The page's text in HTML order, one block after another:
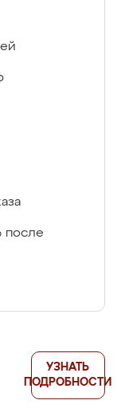
после
УЗНАТЬ
ПОДРОБНОСТИ